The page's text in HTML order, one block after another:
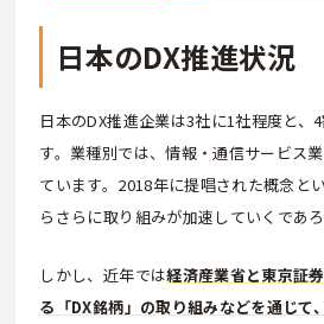
日本のDX推進状況
日本のDX推進企業は3社に1社程度と、
す。業種別では、情報・通信サービス
ています。2018年に提唱された概念と
らさらに取り組みが加速していくであ
しかし、近年では経済産業省と東京証
る「DX銘柄」の取り組みなどを通じて